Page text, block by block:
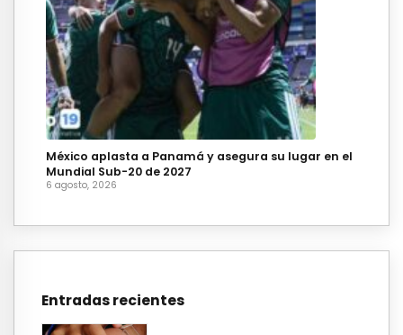
México aplasta a Panamá y asegura su lugar en el
Mundial Sub-20 de 2027
6 agosto, 2026
Entradas recientes